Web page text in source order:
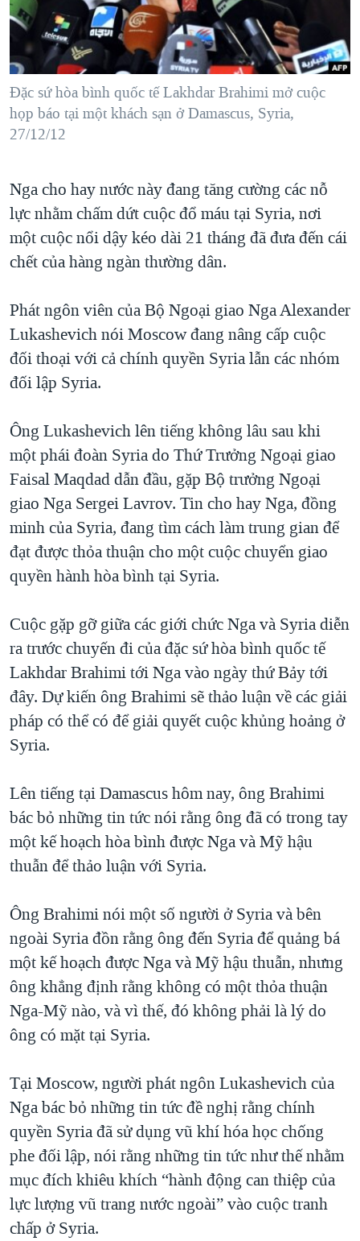
"Tìm"NGƯỜI VIỆT HẢI NGOẠI
ĐỜI SỐNG
KINH TẾ
SỨC KHOẺ
THỂ THAO
GIÁO DỤC
TẠI
HÀNH TRÌNH BẦU CỬ 2024
MỘT NĂM CHIẾN TRANH TẠI DẢI GAZA
GIẢI MÃ VÀNH ĐAI & CON ĐƯỜNG
NGÀY TỊ NẠN THẾ GIỚI
CHI PHÍ CHIẾN TRANH AFGHANISTAN
CÁC GIÁ TRỊ CỘNG HÒA Ở VIỆT NAM
THƯỢNG ĐỈNH TRUMP-KIM TẠI VIỆT NAM
NGƯ DÂN VIỆT VÀ LÀN SÓNG TRỘM HẢI SÂM
BÊN KIA QUỐC LỘ: TIẾNG VỌNG TỪ NÔNG THÔN MỸ
QUAN HỆ VIỆT MỸ
VIDEO
NGHE
MẠNG XÃ HỘI
Đặc sứ hòa bình quốc tế Lakhdar Brahimi mở cuộc
họp báo tại một khách sạn ở Damascus, Syria,
27/12/12
Nga cho hay nước này đang tăng cường các nỗ
lực nhằm chấm dứt cuộc đổ máu tại Syria, nơi
một cuộc nổi dậy kéo dài 21 tháng đã đưa đến cái
chết của hàng ngàn thường dân.
Phát ngôn viên của Bộ Ngoại giao Nga Alexander
Lukashevich nói Moscow đang nâng cấp cuộc
đối thoại với cả chính quyền Syria lẫn các nhóm
đối lập Syria.
Ông Lukashevich lên tiếng không lâu sau khi
một phái đoàn Syria do Thứ Trưởng Ngoại giao
Faisal Maqdad dẫn đầu, gặp Bộ trưởng Ngoại
giao Nga Sergei Lavrov. Tin cho hay Nga, đồng
minh của Syria, đang tìm cách làm trung gian để
đạt được thỏa thuận cho một cuộc chuyển giao
quyền hành hòa bình tại Syria.
Cuộc gặp gỡ giữa các giới chức Nga và Syria diễn
ra trước chuyến đi của đặc sứ hòa bình quốc tế
Lakhdar Brahimi tới Nga vào ngày thứ Bảy tới
đây. Dự kiến ông Brahimi sẽ thảo luận về các giải
pháp có thể có để giải quyết cuộc khủng hoảng ở
Syria.
Lên tiếng tại Damascus hôm nay, ông Brahimi
bác bỏ những tin tức nói rằng ông đã có trong tay
một kế hoạch hòa bình được Nga và Mỹ hậu
thuẫn để thảo luận với Syria.
Ông Brahimi nói một số người ở Syria và bên
ngoài Syria đồn rằng ông đến Syria để quảng bá
một kế hoạch được Nga và Mỹ hậu thuẫn, nhưng
ông khẳng định rằng không có một thỏa thuận
Nga-Mỹ nào, và vì thế, đó không phải là lý do
ông có mặt tại Syria.
Tại Moscow, người phát ngôn Lukashevich của
Nga bác bỏ những tin tức đề nghị rằng chính
quyền Syria đã sử dụng vũ khí hóa học chống
phe đối lập, nói rằng những tin tức như thế nhằm
mục đích khiêu khích “hành động can thiệp của
lực lượng vũ trang nước ngoài” vào cuộc tranh
chấp ở Syria.